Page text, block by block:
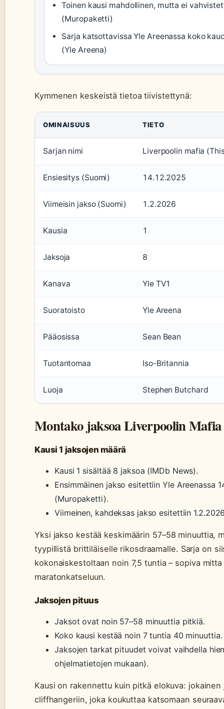
Toinen kausi mahdollinen, mutta ei
(Muropaketti)
Sarja katsottavissa Yle Areenassa koko
(Yle Areena)
Kymmenen keskeistä tietoa tiivistettynä:
OMINAISUUS TIETO
Sarjan nimi Liverpoolin mafia
Ensiesitys (Suomi) 14.12.2025
Viimeisin jakso (Suomi) 1.2.2026
Kausia 1
Jaksoja 8
Kanava Yle TV1
Suoratoisto Yle Areena
Pääosissa Sean Bean
Tuotantomaa Iso-Britannia
Luoja Stephen Butchard
Montako jaksoa Liverpoolin Mafia
Kausi 1 jaksojen määrä
Kausi 1 sisältää 8 jaksoa (IMDb News).
Ensimmäinen jakso esitettiin Yle Areenassa
(Muropaketti).
Viimeinen, kahdeksas jakso esitettiin
Yksi jakso kestää keskimäärin 57–58 minuuttia,
tyypillistä brittiläiselle rikosdraamalle. Sarja on
kokonaiskestoltaan noin 7,5 tuntia – sopiva
maratonkatseluun.
Jaksojen pituus
Jaksot ovat noin 57–58 minuuttia pitkiä.
Koko kausi kestää noin 7 tuntia 40 minuuttia.
Jaksojen tarkat pituudet voivat vaihdella
ohjelmatietojen mukaan).
Kausi on rakennettu kuin pitkä elokuva:
cliffhangeriin, joka koukuttaa katsomaan